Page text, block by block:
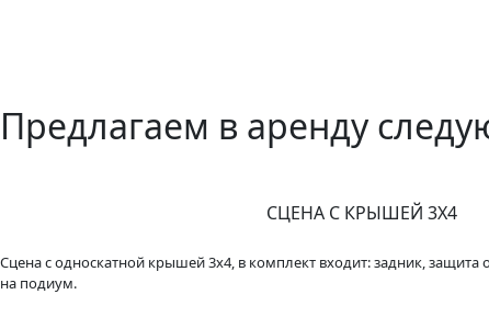
Предлагаем в аренду
СЦЕНА С КРЫШЕЙ 3Х4
Сцена с односкатной крышей 3x4, в комплект входит: задник, защита
на подиум.